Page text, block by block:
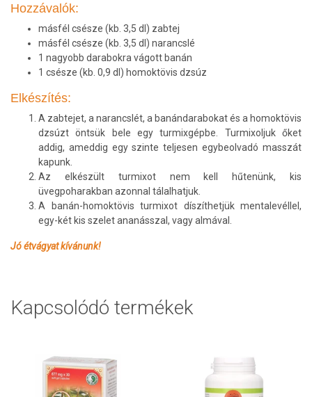
Hozzávalók:
másfél csésze (kb. 3,5 dl) zabtej
másfél csésze (kb. 3,5 dl) narancslé
1 nagyobb darabokra vágott banán
1 csésze (kb. 0,9 dl) homoktövis dzsúz
Elkészítés:
A zabtejet, a narancslét, a banándarabokat és a homoktövis
dzsúzt öntsük bele egy turmixgépbe. Turmixoljuk őket
addig, ameddig egy szinte teljesen egybeolvadó masszát
kapunk.
Az elkészült turmixot nem kell hűtenünk, kis
üvegpoharakban azonnal tálalhatjuk.
A banán-homoktövis turmixot díszíthetjük mentalevéllel,
egy-két kis szelet ananásszal, vagy almával.
Jó étvágyat kívánunk!
Kapcsolódó termékek